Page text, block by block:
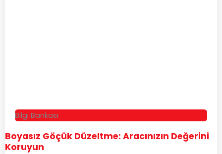
Bilgi Bankası
Boyasız Göçük Düzeltme: Aracınızın Değerini
Koruyun